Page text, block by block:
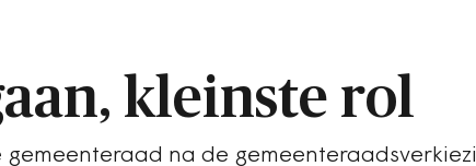
kleinste rol
na de